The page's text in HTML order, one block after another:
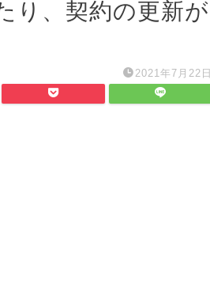
り、契約の更新が
2021年7月22日